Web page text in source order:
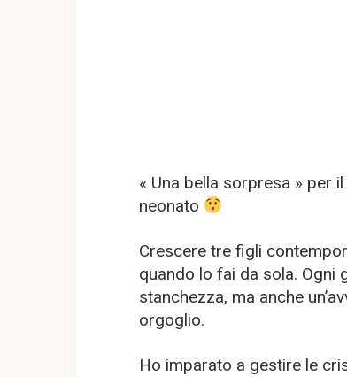
« Una bella sorpresa » per
neonato
Crescere tre figli
quando lo fai da sola. Ogni
stanchezza, ma anche
orgoglio.
Ho imparato a gestire le